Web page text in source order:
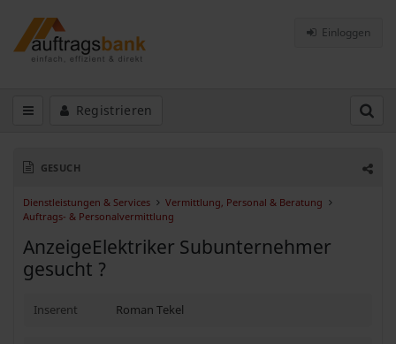
Einloggen
Registrieren
GESUCH
Dienstleistungen & Services
Vermittlung, Personal & Beratung
Auftrags- & Personalvermittlung
AnzeigeElektriker Subunternehmer
gesucht ?
Inserent Roman Tekel